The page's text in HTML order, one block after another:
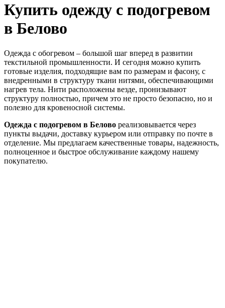
Купить одежду с подогревом
в Белово
Одежда с обогревом – большой шаг вперед в развитии
текстильной промышленности. И сегодня можно купить
готовые изделия, подходящие вам по размерам и фасону, с
внедренными в структуру ткани нитями, обеспечивающими
нагрев тела. Нити расположены везде, пронизывают
структуру полностью, причем это не просто безопасно, но и
полезно для кровеносной системы.
Одежда с подогревом в Белово реализовывается через
пункты выдачи, доставку курьером или отправку по почте в
отделение. Мы предлагаем качественные товары, надежность,
полноценное и быстрое обслуживание каждому нашему
покупателю.